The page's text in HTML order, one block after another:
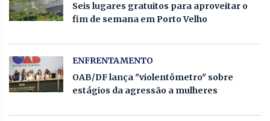
Seis lugares gratuitos para aproveitar o
fim de semana em Porto Velho
ENFRENTAMENTO
OAB/DF lança "violentômetro" sobre
estágios da agressão a mulheres